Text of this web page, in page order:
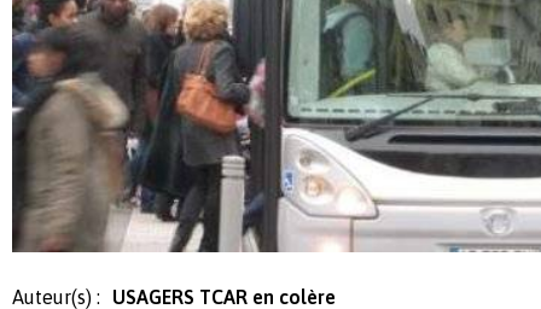
Auteur(s) :
USAGERS TCAR en colère